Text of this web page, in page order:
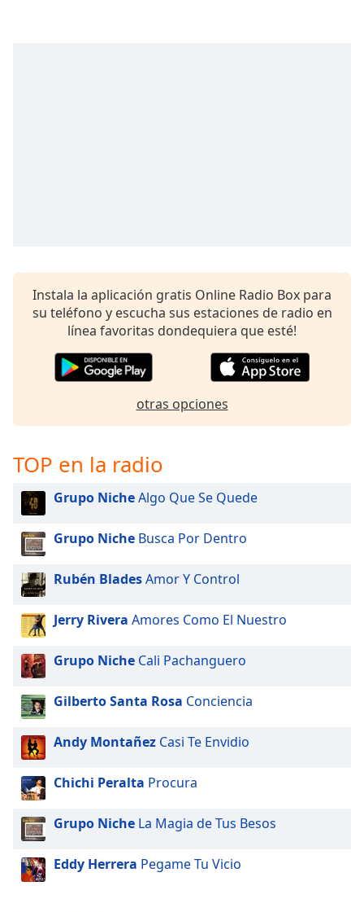
Instala la aplicación gratis Online Radio Box para
su teléfono y escucha sus estaciones de radio en
línea favoritas dondequiera que esté!
otras opciones
TOP en la radio
Grupo NicheAlgo Que Se Quede
Grupo Niche Busca Por Dentro
Rubén BladesAmor Y Control
Jerry Rivera Amores Como El Nuestro
Grupo Niche Cali Pachanguero
Gilberto Santa Rosa Conciencia
Andy Montañez Casi Te Envidio
Chichi Peralta Procura
Grupo Niche La Magia de Tus Besos
Eddy Herrera Pegame Tu Vicio